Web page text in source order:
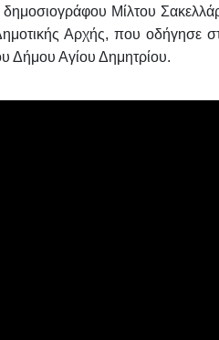
δημοσιογράφου Μίλτου
Αρχής, που οδήγησε
Δήμου Αγίου Δημητρίου.